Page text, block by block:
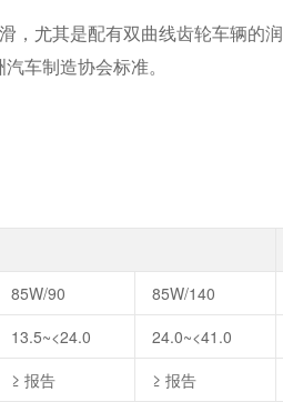
，尤其是配有双曲线齿轮车辆的
车制造协会标准。
85W/90 85W/140
13.5~<24.0 24.0~<41.0
≥ 报告 ≥ 报告